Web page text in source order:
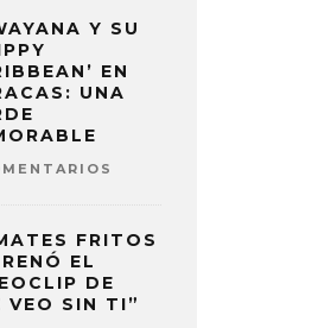
Y SU
EN
UNA
FRITOS
EL
DE
VEO SIN TI”